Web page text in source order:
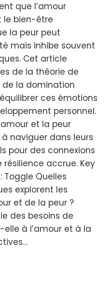
que l’amour
le bien-être
la peur peut
mais inhibe souvent
Cet article
de la théorie de
de la domination
ces émotions
personnel.
et la peur
naviguer dans leurs
pour des connexions
accrue. Key
Quelles
explorent les
et de la peur ?
des besoins de
à l’amour et à la